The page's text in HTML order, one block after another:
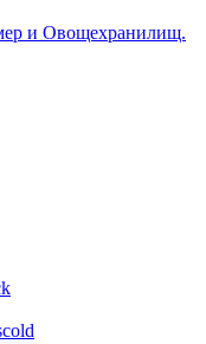
и Овощехранилищ.